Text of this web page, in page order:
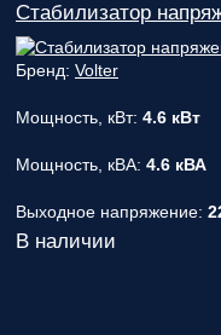
Стабилизатор
Бренд: Volter
Мощность, кВт: 4.6 кВт
Мощность, кВА: 4.6 кВА
Выходное напряжение:
В наличии